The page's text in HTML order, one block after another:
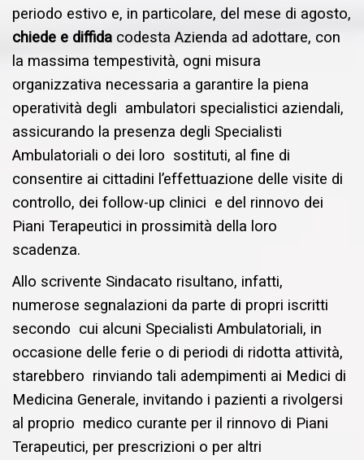
periodo estivo e, in particolare, del mese di agosto,
chiede e diffida codesta Azienda ad adottare, con
la massima tempestività, ogni misura
organizzativa necessaria a garantire la piena
operatività degli ambulatori specialistici aziendali,
assicurando la presenza degli Specialisti
Ambulatoriali o dei loro sostituti, al fine di
consentire ai cittadini l’effettuazione delle visite di
controllo, dei follow-up clinici e del rinnovo dei
Piani Terapeutici in prossimità della loro
scadenza.
Allo scrivente Sindacato risultano, infatti,
numerose segnalazioni da parte di propri iscritti
secondo cui alcuni Specialisti Ambulatoriali, in
occasione delle ferie o di periodi di ridotta attività,
starebbero rinviando tali adempimenti ai Medici di
Medicina Generale, invitando i pazienti a rivolgersi
al proprio medico curante per il rinnovo di Piani
Terapeutici, per prescrizioni o per altri